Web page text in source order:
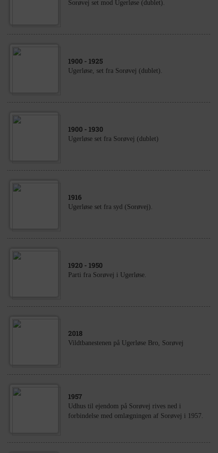
Sorøvej set mod Ugerløse (dublet).
1900 - 1925
Ugerløse, set fra Sorøvej (dublet).
1900 - 1930
Ugerløse set fra Sorøvej (dublet)
1916
Ugerløse set fra syd (Sorøvej).
1920 - 1950
Parti fra Sorøvej i Ugerløse.
2018
Vildtbanestenen på Ugerløse Bro, Sorøvej
1957
Udhus til ejendom på Sorøvej rives ned i
forbindelse med omlægningen af Sorøvej i 1957.